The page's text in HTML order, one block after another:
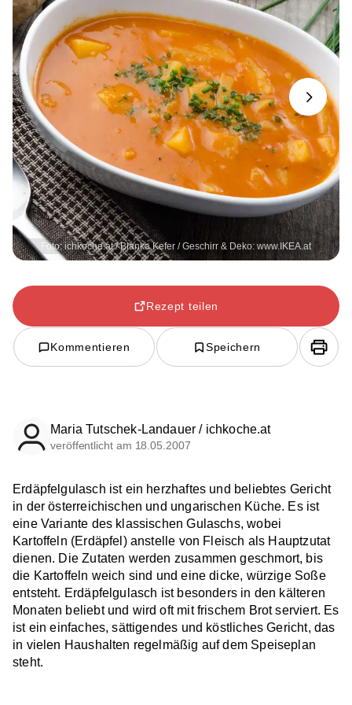
Foto: ichkoche.at / Blanka Kefer / Geschirr & Deko: www.IKEA.at
Next
Rezept teilen
Kommentieren Speichern
Maria Tutschek-Landauer / ichkoche.at
veröffentlicht am 18.05.2007
Erdäpfelgulasch ist ein herzhaftes und beliebtes Gericht
in der österreichischen und ungarischen Küche. Es ist
eine Variante des klassischen Gulaschs, wobei
Kartoffeln (Erdäpfel) anstelle von Fleisch als Hauptzutat
dienen. Die Zutaten werden zusammen geschmort, bis
die Kartoffeln weich sind und eine dicke, würzige Soße
entsteht. Erdäpfelgulasch ist besonders in den kälteren
Monaten beliebt und wird oft mit frischem Brot serviert. Es
ist ein einfaches, sättigendes und köstliches Gericht, das
in vielen Haushalten regelmäßig auf dem Speiseplan
steht.